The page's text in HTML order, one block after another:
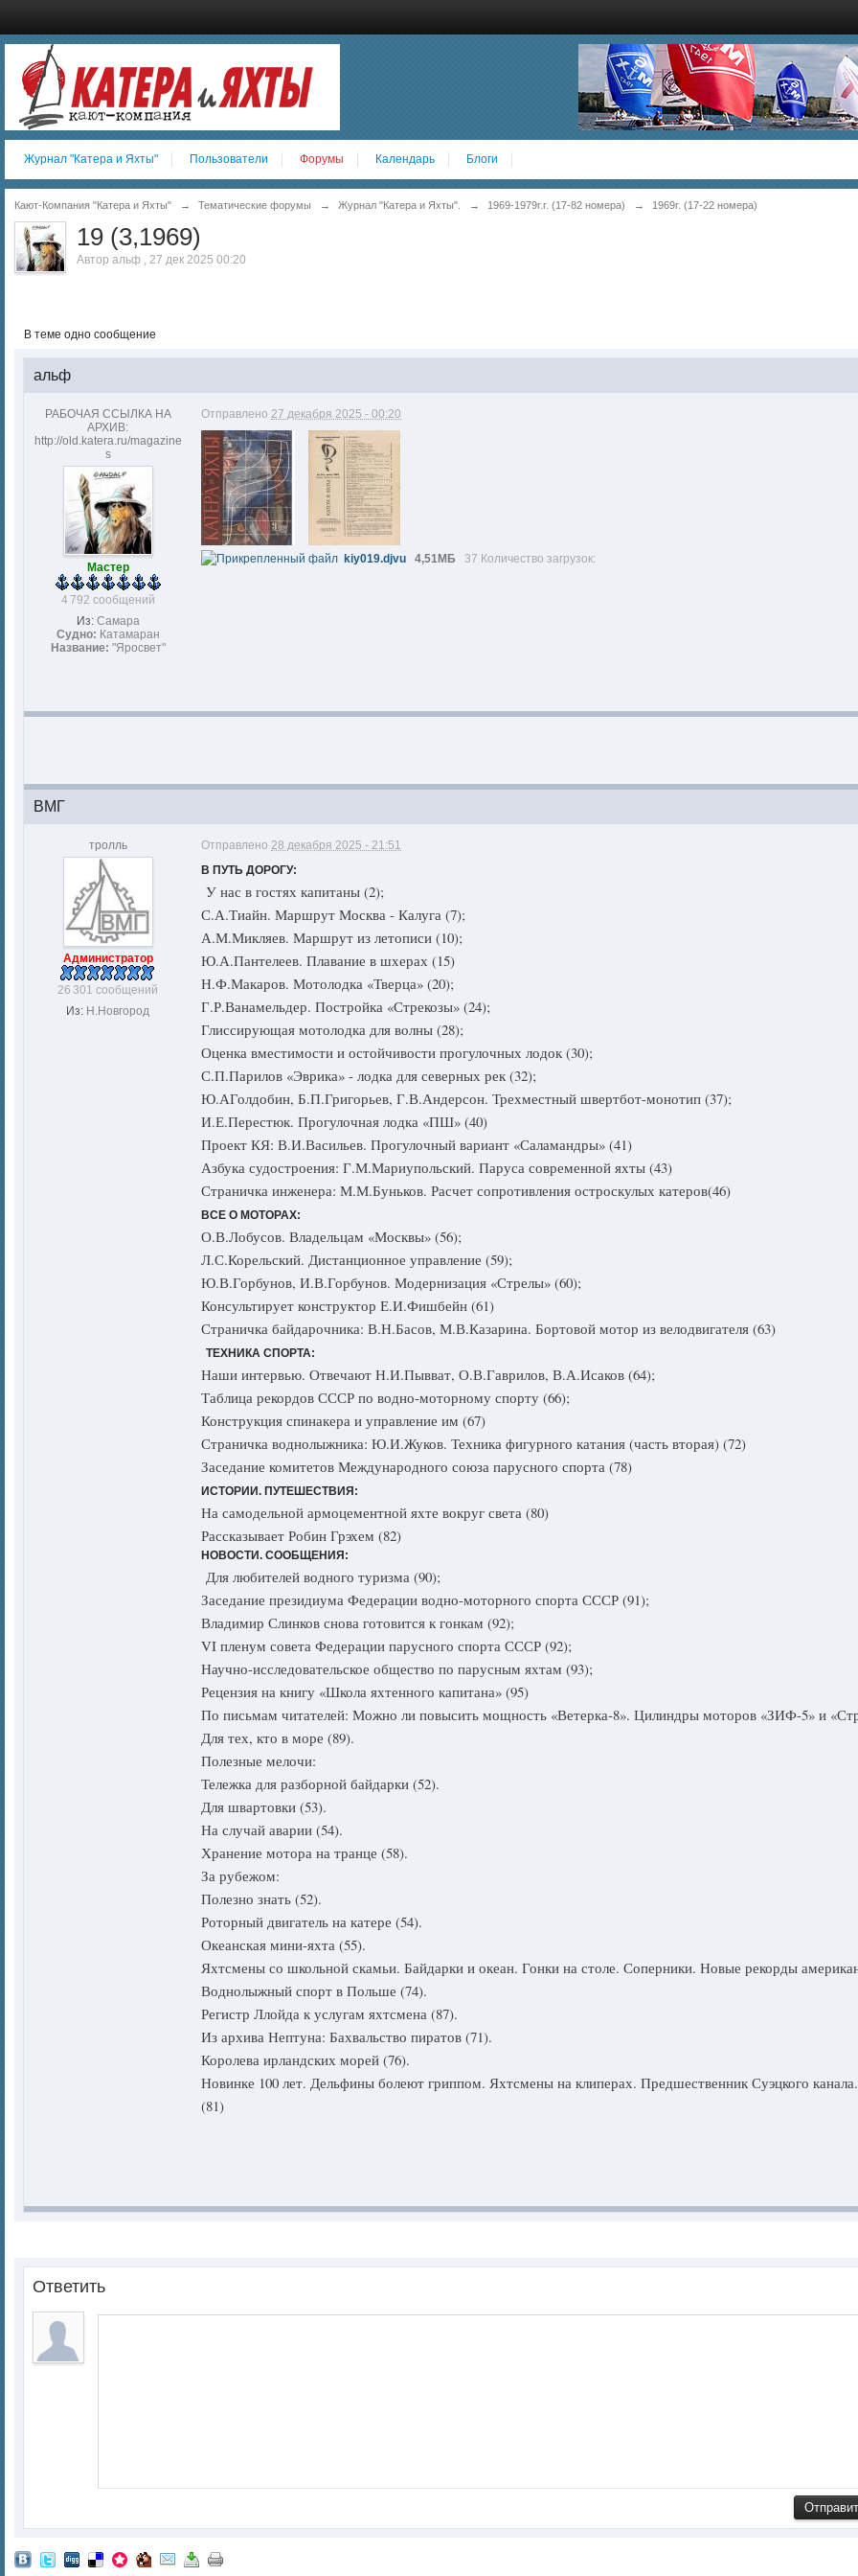
Журнал "Катера и Яхты" Пользователи Форумы Календарь Блоги
Кают-Компания "Катера и Яхты" → Тематические форумы → Журнал "Катера и Яхты". → 1969-1979г.г. (17-82 номера) → 1969г. (17-22 номера)
19 (3,1969)
Автор альф , 27 дек 2025 00:20
В теме одно сообщение
альф
РАБОЧАЯ ССЫЛКА НА
АРХИВ:
http://old.katera.ru/magazine
s
Мастер
4 792 сообщений
Из: Самара
Судно: Катамаран
Название: "Яросвет"
Отправлено 27 декабря 2025 - 00:20
kiy019.djvu 4,51МБ 37 Количество загрузок:
BМГ
тролль
Администратор
26 301 сообщений
Из: Н.Новгород
Отправлено 28 декабря 2025 - 21:51
В ПУТЬ ДОРОГУ:
У нас в гостях капитаны (2);
С.А.Тиайн. Маршрут Москва - Калуга (7);
А.М.Микляев. Маршрут из летописи (10);
Ю.А.Пантелеев. Плавание в шхерах (15)
Н.Ф.Макаров. Мотолодка «Тверца» (20);
Г.Р.Ванамельдер. Постройка «Стрекозы» (24);
Глиссирующая мотолодка для волны (28);
Оценка вместимости и остойчивости прогулочных лодок (30);
С.П.Парилов «Эврика» - лодка для северных рек (32);
Ю.АГолдобин, Б.П.Григорьев, Г.В.Андерсон. Трехместный швертбот-монотип (37);
И.Е.Перестюк. Прогулочная лодка «ПШ» (40)
Проект КЯ: В.И.Васильев. Прогулочный вариант «Саламандры» (41)
Азбука судостроения: Г.М.Мариупольский. Паруса современной яхты (43)
Страничка инженера: М.М.Буньков. Расчет сопротивления остроскулых катеров(46)
ВСЕ О МОТОРАХ:
О.В.Лобусов. Владельцам «Москвы» (56);
Л.С.Корельский. Дистанционное управление (59);
Ю.В.Горбунов, И.В.Горбунов. Модернизация «Стрелы» (60);
Консультирует конструктор Е.И.Фишбейн (61)
Страничка байдарочника: В.Н.Басов, М.В.Казарина. Бортовой мотор из велодвигателя (63)
ТЕХНИКА СПОРТА:
Наши интервью. Отвечают Н.И.Пывват, О.В.Гаврилов, В.А.Исаков (64);
Таблица рекордов СССР по водно-моторному спорту (66);
Конструкция спинакера и управление им (67)
Страничка воднолыжника: Ю.И.Жуков. Техника фигурного катания (часть вторая) (72)
Заседание комитетов Международного союза парусного спорта (78)
ИСТОРИИ. ПУТЕШЕСТВИЯ:
На самодельной армоцементной яхте вокруг света (80)
Рассказывает Робин Грэхем (82)
НОВОСТИ. СООБЩЕНИЯ:
Для любителей водного туризма (90);
Заседание президиума Федерации водно-моторного спорта СССР (91);
Владимир Слинков снова готовится к гонкам (92);
VI пленум совета Федерации парусного спорта СССР (92);
Научно-исследовательское общество по парусным яхтам (93);
Рецензия на книгу «Школа яхтенного капитана» (95)
По письмам читателей: Можно ли повысить мощность «Ветерка-8». Цилиндры моторов «ЗИФ-5» и
Для тех, кто в море (89).
Полезные мелочи:
Тележка для разборной байдарки (52).
Для швартовки (53).
На случай аварии (54).
Хранение мотора на транце (58).
За рубежом:
Полезно знать (52).
Роторный двигатель на катере (54).
Океанская мини-яхта (55).
Яхтсмены со школьной скамьи. Байдарки и океан. Гонки на столе. Соперники. Новые рекорды
Воднолыжный спорт в Польше (74).
Регистр Ллойда к услугам яхтсмена (87).
Из архива Нептуна: Бахвальство пиратов (71).
Королева ирландских морей (76).
Новинке 100 лет. Дельфины болеют гриппом. Яхтсмены на клиперах. Предшественник Суэцкого
(81)
Ответить